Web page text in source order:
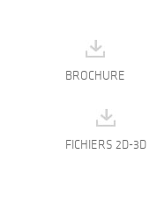
BROCHURE
FICHIERS 2D-3D